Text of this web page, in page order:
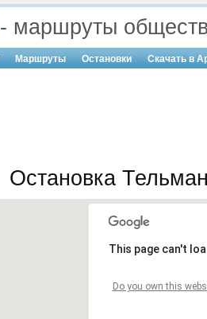
- маршруты
Маршруты Остановки Скачать в
Остановка
This page can't
Do you own this